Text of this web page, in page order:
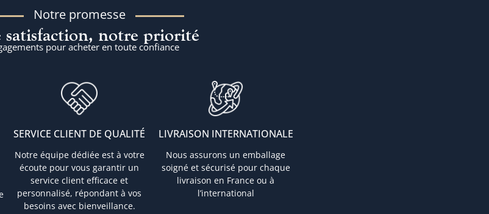
Notre promesse
satisfaction, notre priorité
pour acheter en toute confiance
SERVICE CLIENT DE QUALITÉ
Notre équipe dédiée est à votre
écoute pour vous garantir un
service client efficace et
personnalisé, répondant à vos
besoins avec bienveillance.
LIVRAISON INTERNATIONALE
Nous assurons un emballage
soigné et sécurisé pour chaque
livraison en France ou à
l’international